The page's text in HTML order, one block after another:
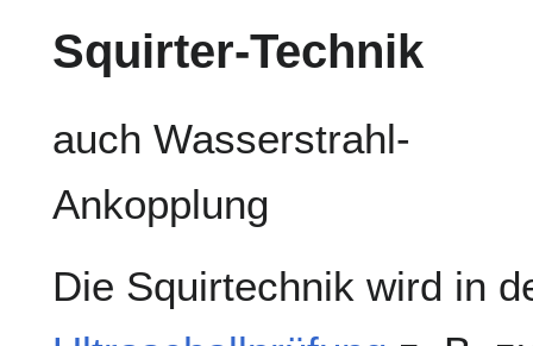
Squirter-Technik
auch Wasserstrahl-
Ankopplung
Die Squirtechnik wird in